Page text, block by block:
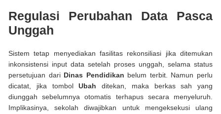
Regulasi Perubahan Data Pasca
Unggah
Sistem tetap menyediakan fasilitas rekonsiliasi jika ditemukan
inkonsistensi input data setelah proses unggah, selama status
persetujuan dari Dinas Pendidikan belum terbit. Namun perlu
dicatat, jika tombolUbah ditekan, maka berkas sah yang
diunggah sebelumnya otomatis terhapus secara menyeluruh.
Implikasinya, sekolah diwajibkan untuk mengeksekusi ulang